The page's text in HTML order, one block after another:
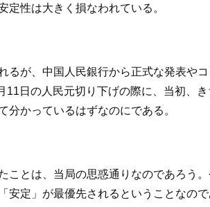
性は大きく損なわれている。
が、中国人民銀行から正式な発表や
日の人民元切り下げの際に、当初、
かっているはずなのにである。
とは、当局の思惑通りなのであろう
定」が最優先されるということなので